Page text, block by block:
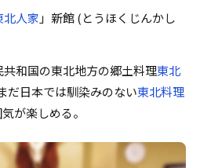
北人家 」 新館 (とうほくじんかし
共和国の東北地方の郷土料理東北
だ日本では馴染みのない東北料理
が楽しめる。